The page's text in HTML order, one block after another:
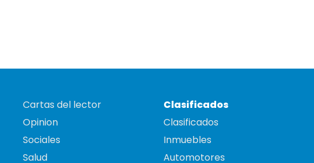
Cartas del lector
Opinion
Sociales
Salud
Clasificados
Clasificados
Inmuebles
Automotores